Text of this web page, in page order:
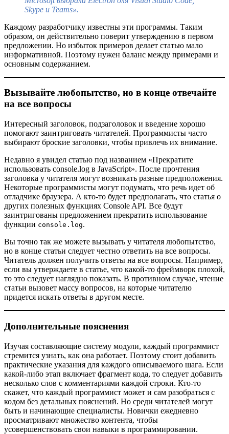
Skype и Teams».
Каждому разработчику известны эти программы. Таким
образом, он действительно поверит утверждению в первом
предложении. Но избыток примеров делает статью мало
информативной. Поэтому нужен баланс между примерами и
основным содержанием.
Вызывайте любопытство, но в конце отвечайте
на все вопросы
Интересный заголовок, подзаголовок и введение хорошо
помогают заинтриговать читателей. Программисты часто
выбирают броские заголовки, чтобы привлечь их внимание.
Недавно я увидел статью под названием «Прекратите
использовать console.log в JavaScript». После прочтения
заголовка у читателя могут возникать разные предположения.
Некоторые программисты могут подумать, что речь идет об
отладчике браузера. А кто-то будет предполагать, что статья о
других полезных функциях Console API. Все будут
заинтригованы предложением прекратить использование
функции console.log.
Вы точно так же можете вызывать у читателя любопытство,
но в конце статьи следует честно ответить на все вопросы.
Читатель должен получить ответы на все вопросы. Например,
если вы утверждаете в статье, что какой-то фреймворк плохой,
то это следует наглядно показать. В противном случае, чтение
статьи вызовет массу вопросов, на которые читателю
придется искать ответы в другом месте.
Дополнительные пояснения
Изучая составляющие систему модули, каждый программист
стремится узнать, как она работает. Поэтому стоит добавить
практические указания для каждого описываемого шага. Если
какой-либо этап включает фрагмент кода, то следует добавить
несколько слов с комментариями каждой строки. Кто-то
скажет, что каждый программист может и сам разобраться с
кодом без детальных пояснений. Но среди читателей могут
быть и начинающие специалисты. Новички ежедневно
просматривают множество контента, чтобы
усовершенствовать свои навыки в программировании.